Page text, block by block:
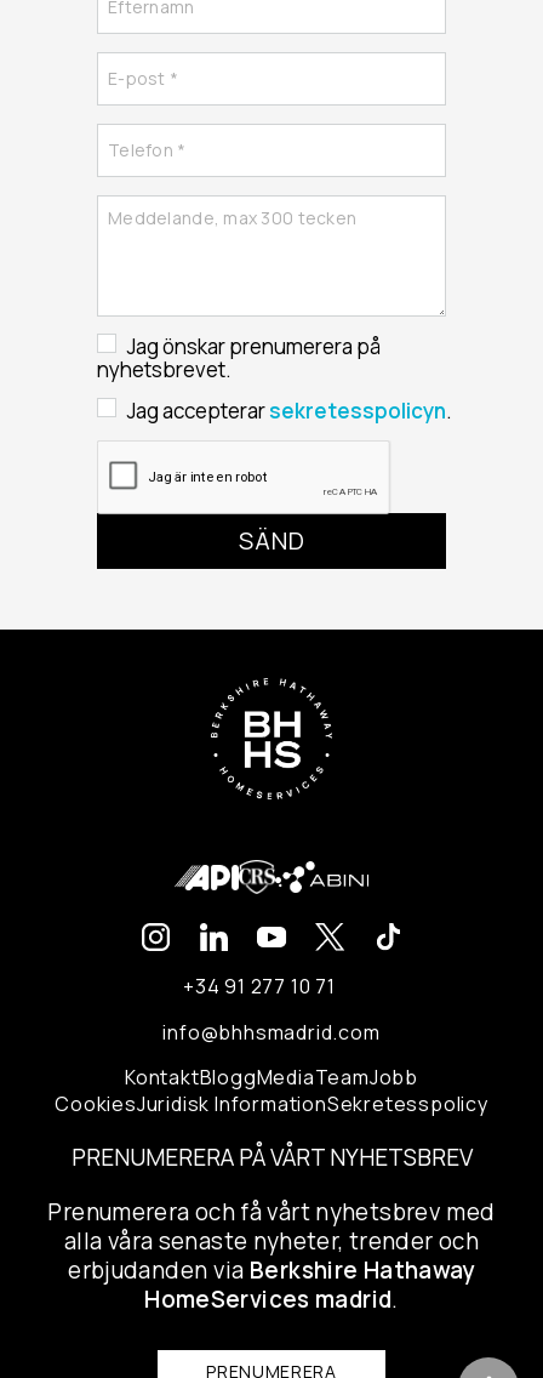
Jag önskar prenumerera på
nyhetsbrevet.
Jag accepterarsekretesspolicyn.
+34 91 277 10 71
info@bhhsmadrid.com
KontaktBloggMediaTeamJobb
CookiesJuridisk InformationSekretesspolicy
PRENUMERERA PÅ VÅRT NYHETSBREV
Prenumerera och få vårt nyhetsbrev med
alla våra senaste nyheter, trender och
erbjudanden via Berkshire Hathaway
HomeServices madrid.
PRENUMERERA